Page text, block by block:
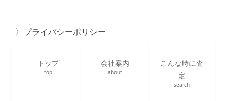
プライバシーポリシー
トップ
top
会社案内
about
こんな時に査
定
search